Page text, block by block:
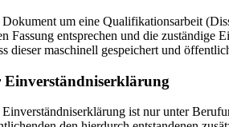
um eine Qualifikationsarbeit
Fassung entsprechen und die
dieser maschinell gespeichert und
Einverständniserklärung
ist nur unter